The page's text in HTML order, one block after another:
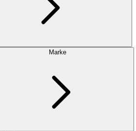
Marke